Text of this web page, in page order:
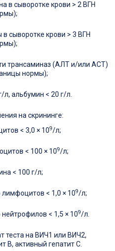
в сыворотке крови > 2 ВГН
сыворотке крови > 3 ВГН
трансаминаз (АЛТ и/или АСТ)
нормы);
альбумин < 20 г/л.
на скрининге:
< 3,0 × 109/л;
< 100 × 109/л;
< 100 г/л;
< 1,0 × 109/л;
< 1,5 × 109/л.
теста на ВИЧ1 или ВИЧ2,
В, активный гепатит С.